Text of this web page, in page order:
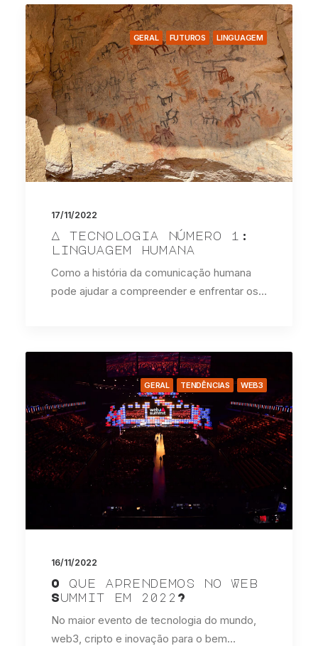
GERAL FUTUROS LINGUAGEM
17/11/2022
A tecnologia número 1:
linguagem humana
Como a história da comunicação humana
pode ajudar a compreender e enfrentar os…
GERAL TENDÊNCIAS WEB3
16/11/2022
O que aprendemos no Web
Summit em 2022?
No maior evento de tecnologia do mundo,
web3, cripto e inovação para o bem…